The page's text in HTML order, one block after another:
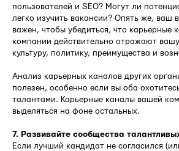
пользователей и SEO? Могут ли
легко изучить вакансии? Опять же, ваш
важен, чтобы убедиться, что карьерные
компании действительно отражают
культуру, политику, преимущества и
Анализ карьерных каналов других
полезен, особенно если вы оба
талантами. Карьерные каналы вашей
выделяться на фоне остальных.
7. Развивайте сообщества
Если лучший кандидат не согласился